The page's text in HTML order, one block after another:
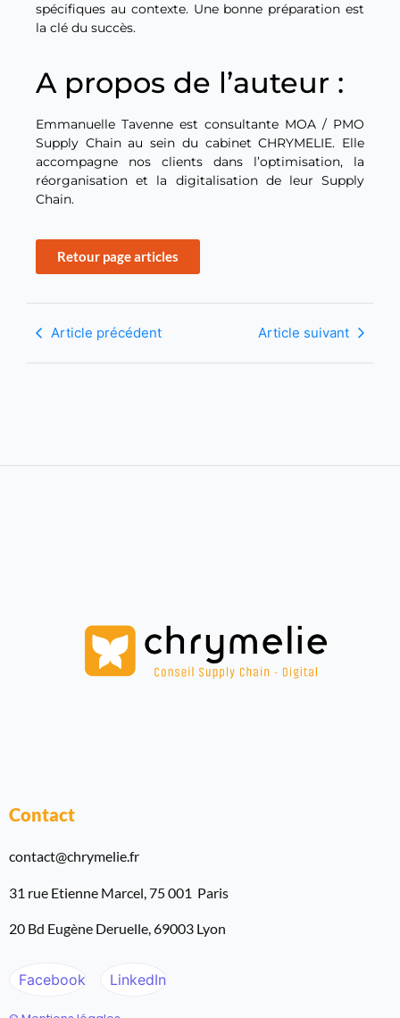
spécifiques au contexte. Une bonne préparation est
la clé du succès.
A propos de l’auteur :
Emmanuelle Tavenne est consultante MOA / PMO
Supply Chain au sein du cabinet CHRYMELIE. Elle
accompagne nos clients dans l’optimisation, la
réorganisation et la digitalisation de leur Supply
Chain.
Retour page articles
Article précédent Article suivant
Contact
contact@chrymelie.fr
31 rue Etienne Marcel, 75 001 Paris
20 Bd Eugène Deruelle, 69003 Lyon
Facebook LinkedIn